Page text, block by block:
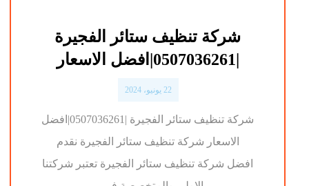
شركة تنظيف ستائر الفجيرة
22 يونيو، 2024
شركة تنظيف ستائر الفجيرة |0507036261|افضل
الاسعار شركة تنظيف ستائر الفجيرة نقدم
افضل شركة تنظيف ستائر الفجيرة تعتبر شركتنا